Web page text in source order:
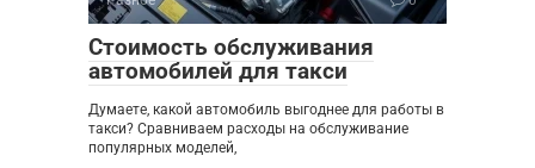
Стоимость обслуживания
автомобилей для такси
Думаете, какой автомобиль выгоднее для работы в
такси? Сравниваем расходы на обслуживание
популярных моделей,